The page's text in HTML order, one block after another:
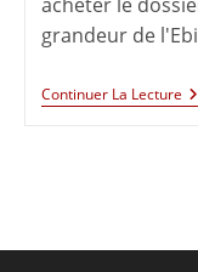
grandeur de
Continuer La Lecture